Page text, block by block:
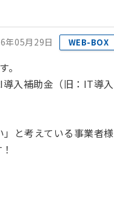
年05月29日 WEB-BOX
入補助金（旧：IT導入
」と考えている事業者様